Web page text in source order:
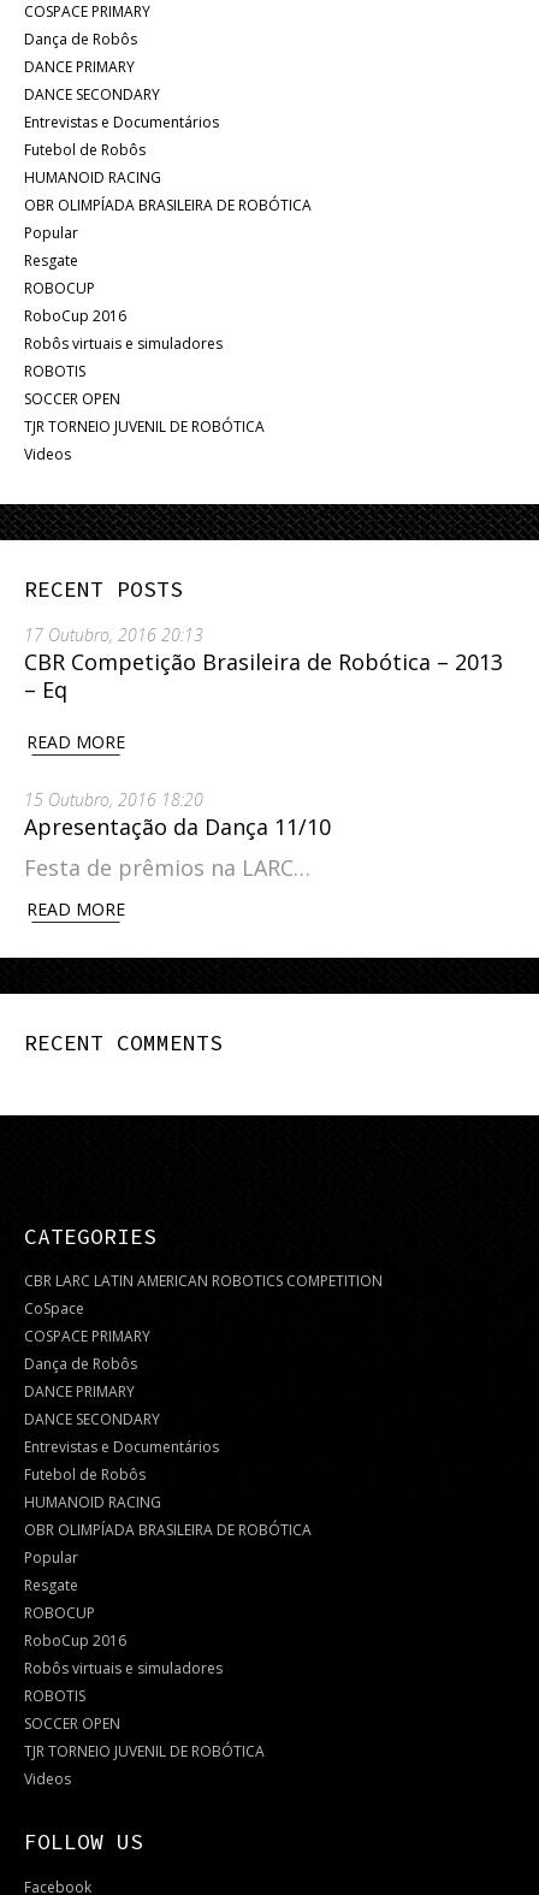
COSPACE PRIMARY
Dança de Robôs
DANCE PRIMARY
DANCE SECONDARY
Entrevistas e Documentários
Futebol de Robôs
HUMANOID RACING
OBR OLIMPÍADA BRASILEIRA DE ROBÓTICA
Popular
Resgate
ROBOCUP
RoboCup 2016
Robôs virtuais e simuladores
ROBOTIS
SOCCER OPEN
TJR TORNEIO JUVENIL DE ROBÓTICA
Videos
RECENT POSTS
17 Outubro, 2016 20:13
CBR Competição Brasileira de Robótica – 2013
– Eq
READ MORE
15 Outubro, 2016 18:20
Apresentação da Dança 11/10
Festa de prêmios na LARC…
READ MORE
RECENT COMMENTS
CATEGORIES
CBR LARC LATIN AMERICAN ROBOTICS COMPETITION
CoSpace
COSPACE PRIMARY
Dança de Robôs
DANCE PRIMARY
DANCE SECONDARY
Entrevistas e Documentários
Futebol de Robôs
HUMANOID RACING
OBR OLIMPÍADA BRASILEIRA DE ROBÓTICA
Popular
Resgate
ROBOCUP
RoboCup 2016
Robôs virtuais e simuladores
ROBOTIS
SOCCER OPEN
TJR TORNEIO JUVENIL DE ROBÓTICA
Videos
FOLLOW US
Facebook